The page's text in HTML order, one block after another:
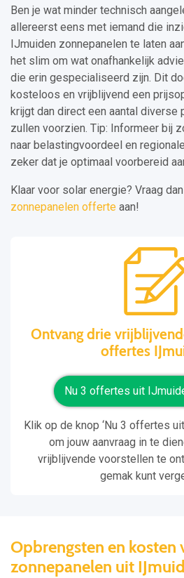
Ben je wat minder technisch
allereerst eens met iemand die
IJmuiden zonnepanelen te laten
het slim om wat onafhankelijk
die erin gespecialiseerd zijn. Dit
kosteloos en vrijblijvend een
krijgt dan direct een aantal diverse
zullen voorzien. Tip: Informeer bij
naar belastingvoordeel en
zeker dat je optimaal voorbereid
Klaar voor solar energie? Vraag
zonnepanelen offerte aan!
Ontvang drie
offertes
Nu 3 offertes uit
Klik op de knop ‘Nu 3 offertes
om jouw aanvraag in te
vrijblijvende voorstellen te
gemak kunt
Opbrengsten en kosten
zonnepanelen uit